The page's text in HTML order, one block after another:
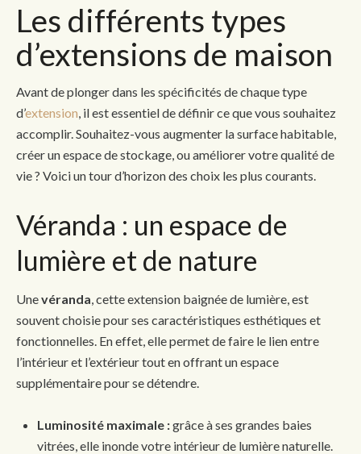
Les différents types
d’extensions de maison
Avant de plonger dans les spécificités de chaque type
d’extension , il est essentiel de définir ce que vous souhaitez
accomplir. Souhaitez-vous augmenter la surface habitable,
créer un espace de stockage, ou améliorer votre qualité de
vie ? Voici un tour d’horizon des choix les plus courants.
Véranda : un espace de
lumière et de nature
Unevéranda , cette extension baignée de lumière, est
souvent choisie pour ses caractéristiques esthétiques et
fonctionnelles. En effet, elle permet de faire le lien entre
l’intérieur et l’extérieur tout en offrant un espace
supplémentaire pour se détendre.
Luminosité maximale :grâce à ses grandes baies
vitrées, elle inonde votre intérieur de lumière naturelle.